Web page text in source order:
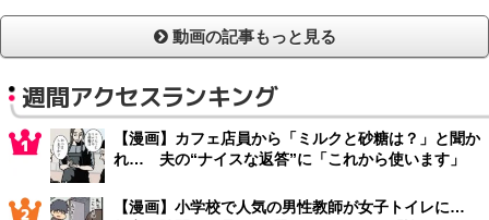
動画の記事もっと見る
週間アクセスランキング
【漫画】カフェ店員から「ミルクと砂糖は？」と聞か
れ… 夫の“ナイスな返答”に「これから使います」
【漫画】小学校で人気の男性教師が女子トイレに…